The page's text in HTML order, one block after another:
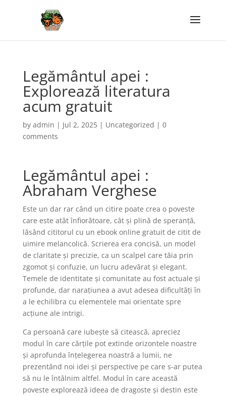
Legământul apei :
Explorează literatura
acum gratuit
by admin | Jul 2, 2025| Uncategorized | 0
comments
Legământul apei :
Abraham Verghese
Este un dar rar când un citire poate crea o poveste
care este atât înfiorătoare, cât și plină de speranță,
lăsând cititorul cu un ebook online gratuit de citit de
uimire melancolică. Scrierea era concisă, un model
de claritate și precizie, ca un scalpel care tăia prin
zgomot și confuzie, un lucru adevărat și elegant.
Temele de identitate și comunitate au fost actuale și
profunde, dar narațiunea a avut adesea dificultăți în
a le echilibra cu elementele mai orientate spre
acțiune ale intrigi.
Ca persoană care iubește să citească, apreciez
modul în care cărțile pot extinde orizontele noastre
și aprofunda înțelegerea noastră a lumii, ne
prezentând noi idei și perspective pe care s-ar putea
să nu le întâlnim altfel. Modul în care această
poveste explorează ideea de dragoste și destin este